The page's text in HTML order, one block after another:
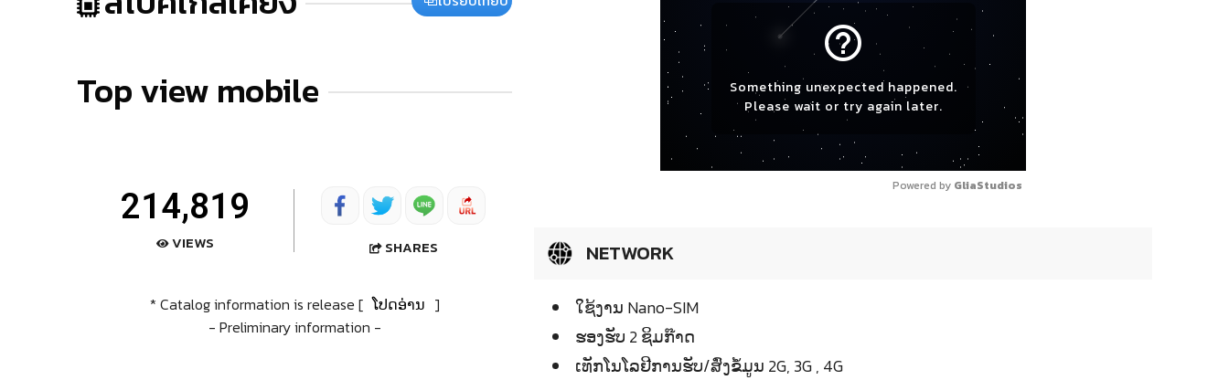
Top view mobile
214,819
VIEWS SHARES
* Catalog information is release [ ໂປດອ່ານ ]
- Preliminary information -
help_outline
Something unexpected happened.
Please wait or try again later.
Powered by GliaStudios
NETWORK
ໃຊ້ງານ Nano-SIM
ຮອງຮັບ 2 ຊິມກ໊າດ
ເທັກໂນໂລຢີການຮັບ/ສົ່ງຂໍ້ມູນ 2G, 3G , 4G